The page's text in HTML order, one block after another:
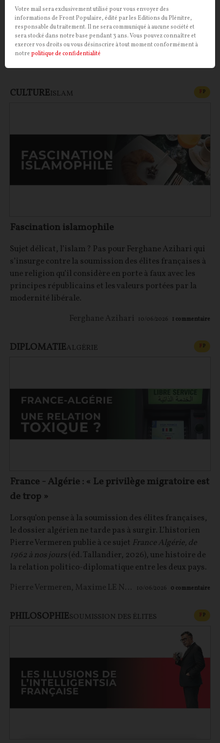
officier de la Wehrmacht en poste à l’hôtel Majestic
durant l’Occupation ? Il semblerait bien que oui.
Troublante fascination que celle de François
Mitterrand pour Ernst Jünger…
CULTUREISLAM FP
Fascination islamophile
Sujet délicat, l’islam ? Pas pour Ferghane Azihari qui
s’insurge contre la soumission des élites françaises à
une religion qu’il considère en porte à faux avec les
principes républicains et les valeurs portées par la
modernité libérale.
Ferghane Azihari 10/06/2026 1 commentaire
DIPLOMATIEALGÉRIE FP
France - Algérie : « Le privilège migratoire est
de trop »
Lorsqu’on pense à la soumission des élites françaises,
le dossier algérien ne tarde pas à surgir. L’historien
Pierre Vermeren publie à ce sujet France Algérie, de
1962 à nos jours(éd. Tallandier, 2026), une histoire de
la relation politico-diplomatique entre les deux pays.
Pierre Vermeren, Maxime LE NAGARD 10/06/2026 0 commentaire
PHILOSOPHIESOUMISSION DES ÉLITES FP
Votre mail sera exclusivement utilisé pour vous envoyer des
informations de Front Populaire, édité par les Editions du Plénitre,
responsable du traitement. Il ne sera communiqué à aucune société et
sera stocké dans notre base pendant 3 ans. Vous pouvez connaître et
exercer vos droits ou vous désinscrire à tout moment conformément à
notre politique de confidentialité